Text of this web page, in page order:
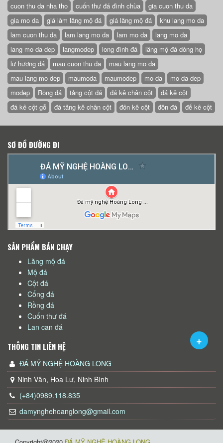
cuon thu da nha tho
cuốn thư đá đình chùa
gia cuon thu da
gia mo da
giá làm lăng mộ đá giá lăng mộ đá
khu lang mo da
lam cuon thu da
lam lang mo da lam mo da
lang mo da
lang mo da dep
langmodep long đình đá
lăng mộ đá dòng họ
lư hương đá
mau cuon thu da
mau lang mo da
mau lang mo dep
maumoda maumodep mo da
mo da dep
modep
Rồng đá tảng cột đá đá kê chân cột
đá kê cột
đá kê cột gỗ
đá tảng kê chân cột đôn kê cột đôn đá đế kê cột
SƠ ĐỒ ĐƯỜNG ĐI
SẢN PHẨM BÁN CHẠY
Lăng mộ đá
Mộ đá
Cột đá
Cổng đá
Rồng đá
Cuốn thư đá
Lan can đá
THÔNG TIN LIÊN HỆ
ĐÁ MỸ NGHỆ HOÀNG LONG
Ninh Vân, Hoa Lư, Ninh Bình
(+84)0989.118.835
damynghehoanglong@gmail.com